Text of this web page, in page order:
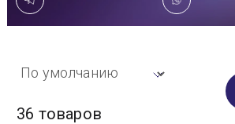
36 товаров